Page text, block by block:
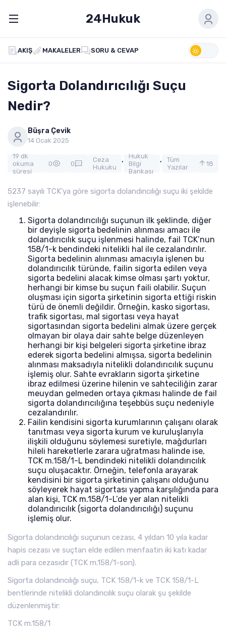
24Hukuk
AKIŞ MAKALELER SORU & CEVAP
Sigorta Dolandırıcılığı Suçu
Nedir?
Büşra Çevik
14 Ocak 2025
19 dk
okuma
süresi
0 0
Ceza
Hukuku
,
Hukuk
Bilgi
Bankası
,
Tüm
Yazılar
18
5237 sayılı TCK’ya göre sigorta dolandırıcılığı suçu iki şekilde
işlenebilir:
Sigorta dolandırıcılığı suçunun ilk şeklinde, diğer
bir deyişle sigorta bedelinin alınması amacı ile
dolandırıcılık suçu işlenmesi halinde, fail TCK’nun
158/1-k bendindeki nitelikli hal ile cezalandırılır.
Sigorta bedelinin alıınması amacıyla işlenen bu
dolandırıcılık türünde, failin sigorta edilen veya
sigorta bedelini alacak kimse olması şartı yoktur,
herhangi bir kimse bu suçun faili olabilir. Suçun
oluşması için sigorta şirketinin sigorta ettiği riskin
türü de önemli değildir. Örneğin, kasko sigortası,
trafik sigortası, mal sigortası veya hayat
sigortasından sigorta bedelini almak üzere gerçek
olmayan bir olaya dair sahte belge düzenleyen
herhangi bir kişi belgeleri sigorta şirketine ibraz
ederek sigorta bedelini almışsa, sigorta bedelinin
alınması maksadıyla nitelikli dolandırıcılık suçunu
işlemiş olur. Sahte evrakların sigorta şirketine
ibraz edilmesi üzerine hilenin ve sahteciliğin zarar
meuydan gelmeden ortaya çıkması halinde de fail
sigorta dolandırıcılığına teşebbüs suçu nedeniyle
cezalandırılır.
Failin kendisini sigorta kurumlarının çalışanı olarak
tanıtması veya sigorta kurum ve kuruluşlarıyla
ilişkili olduğunu söylemesi suretiyle, mağdurları
hileli hareketlerle zarara uğratması halinde ise,
TCK m.158/1-L bendindeki nitelikli dolandırıcılık
suçu oluşacaktır. Örneğin, telefonla arayarak
kendisini bir sigorta şirketinin çalışanı olduğunu
söyleyerek hayat sigortası yapma karşılığında para
alan kişi, TCK m.158/1-L’de yer alan nitelikli
dolandırıcılık (sigorta dolandırıcılığı) suçunu
işlemiş olur.
Sigorta dolandırıcılığı suçunun cezası, 4 yıldan 10 yıla kadar
hapis cezası ve suçtan elde edilen menfaatin iki katı kadar
adli para cezasıdır (TCK m.158/1-son).
Sigorta dolandırıcılığı suçu, TCK 158/1-k ve TCK 158/1-L
bentlerinde nitelikli dolandırıcılık suçu olarak şu şekilde
düzenlenmiştir:
TCK m.158/1